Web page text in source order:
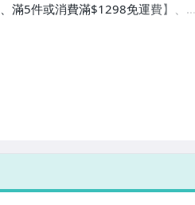
滿5件或消費滿$1298免運費】、7-
富取貨付款【單件運費$60、滿5件
【單件運費$120、滿5件或消費滿